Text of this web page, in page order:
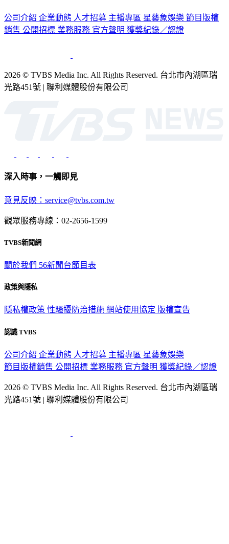
公司介紹 企業動態 人才招募 主播專區 星藝象娛樂 節目版權
銷售 公開招標 業務服務 官方聲明 獲獎紀錄／認證
2026 © TVBS Media Inc. All Rights Reserved. 台北市內湖區瑞
光路451號 | 聯利媒體股份有限公司
深入時事，一觸即見
意見反映：service@tvbs.com.tw
觀眾服務專線：02-2656-1599
TVBS新聞網
關於我們 56新聞台節目表
政策與隱私
隱私權政策 性騷擾防治措施 網站使用協定 版權宣告
認識 TVBS
公司介紹 企業動態 人才招募 主播專區 星藝象娛樂
節目版權銷售 公開招標 業務服務 官方聲明 獲獎紀錄／認證
2026 © TVBS Media Inc. All Rights Reserved. 台北市內湖區瑞
光路451號 | 聯利媒體股份有限公司